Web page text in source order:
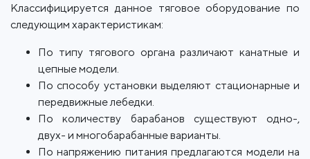
Классифицируется данное тяговое оборудование по
следующим характеристикам:
По типу тягового органа различают канатные и
цепные модели.
По способу установки выделяют стационарные и
передвижные лебедки.
По количеству барабанов существуют одно-,
двух- и многобарабанные варианты.
По напряжению питания предлагаются модели на